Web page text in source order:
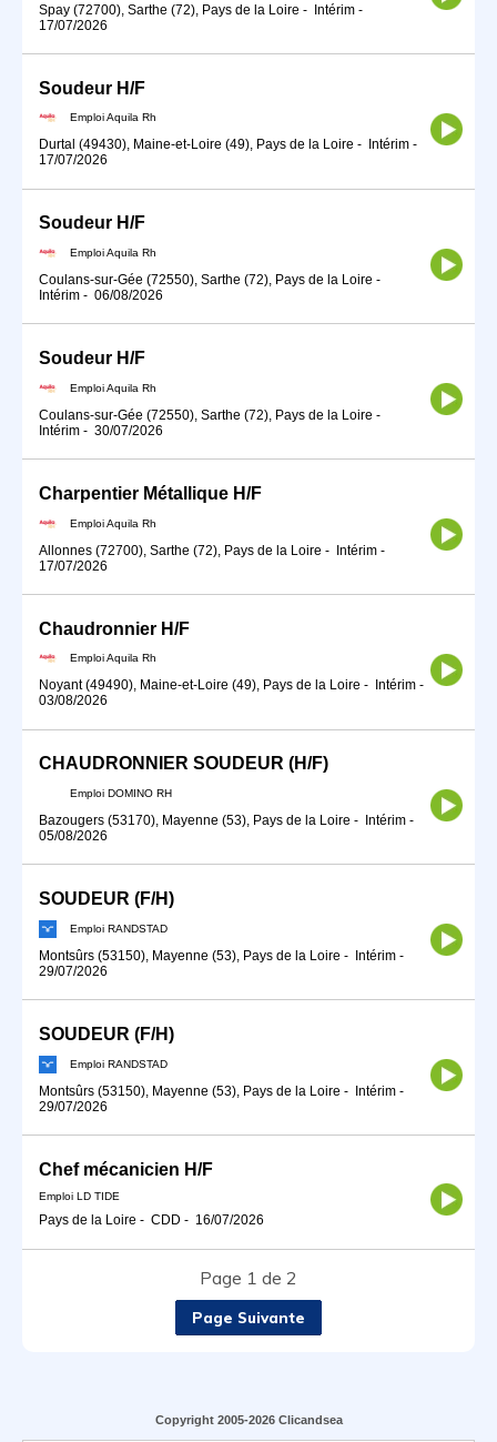
Spay (72700), Sarthe (72), Pays de la Loire - Intérim -
17/07/2026
Soudeur H/F
Emploi Aquila Rh
Durtal (49430), Maine-et-Loire (49), Pays de la Loire - Intérim -
17/07/2026
Soudeur H/F
Emploi Aquila Rh
Coulans-sur-Gée (72550), Sarthe (72), Pays de la Loire -
Intérim - 06/08/2026
Soudeur H/F
Emploi Aquila Rh
Coulans-sur-Gée (72550), Sarthe (72), Pays de la Loire -
Intérim - 30/07/2026
Charpentier Métallique H/F
Emploi Aquila Rh
Allonnes (72700), Sarthe (72), Pays de la Loire - Intérim -
17/07/2026
Chaudronnier H/F
Emploi Aquila Rh
Noyant (49490), Maine-et-Loire (49), Pays de la Loire - Intérim -
03/08/2026
CHAUDRONNIER SOUDEUR (H/F)
Emploi DOMINO RH
Bazougers (53170), Mayenne (53), Pays de la Loire - Intérim -
05/08/2026
SOUDEUR (F/H)
Emploi RANDSTAD
Montsûrs (53150), Mayenne (53), Pays de la Loire - Intérim -
29/07/2026
SOUDEUR (F/H)
Emploi RANDSTAD
Montsûrs (53150), Mayenne (53), Pays de la Loire - Intérim -
29/07/2026
Chef mécanicien H/F
Emploi LD TIDE
Pays de la Loire - CDD - 16/07/2026
Page 1 de 2
Page Suivante
Copyright 2005-2026 Clicandsea